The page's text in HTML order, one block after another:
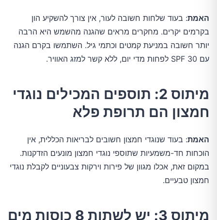
האמת
עם SPF 30 לפחות מדי יום, ללא קשר למזג האוויר.
מיתוס 2: תוספים המכילים נוגדי
חמצון הם תרופת פלא
האמת
חמצון טבעיים.
מיתוס 3: יש לשתות 8 כוסות מים